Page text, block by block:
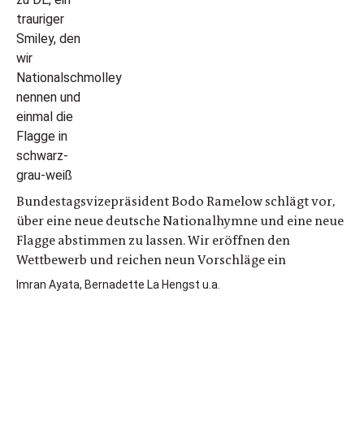
Bundestagsvizepräsident Bodo Ramelow schlägt vor,
über eine neue deutsche Nationalhymne und eine neue
Flagge abstimmen zu lassen. Wir eröffnen den
Wettbewerb und reichen neun Vorschläge ein
Imran Ayata, Bernadette La Hengst u.a.